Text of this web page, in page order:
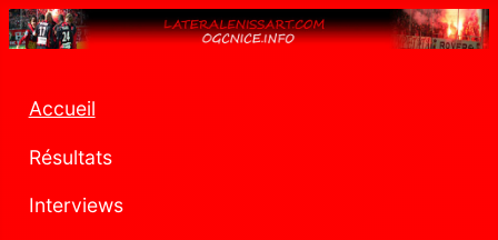
Accueil
Résultats
Interviews